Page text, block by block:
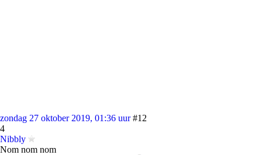
zondag 27 oktober 2019, 01:36 uur #12
4
Nibbly
Nom nom nom